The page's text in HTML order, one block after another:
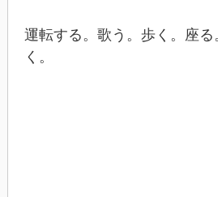
運転する。歌う。歩く。座
く。